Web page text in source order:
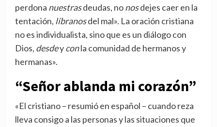
perdona nuestrasdeudas, nonosdejes caer en la
tentación, líbranosdel mal». La oración cristiana
no es individualista, sino que es un diálogo con
Dios, desdeyconla comunidad de hermanos y
hermanas».
“Señor ablanda mi corazón”
«El cristiano – resumió en español – cuando reza
lleva consigo a las personas y las situaciones que